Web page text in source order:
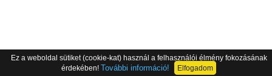
Ez a weboldal sütiket (cookie-kat) használ a felhasználói élmény fokozásának
érdekében! További információ! Elfogadom